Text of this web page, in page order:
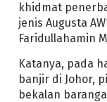
khidmat
jenis Augusta
Faridullahamin
Katanya, pada
banjir di Johor,
bekalan